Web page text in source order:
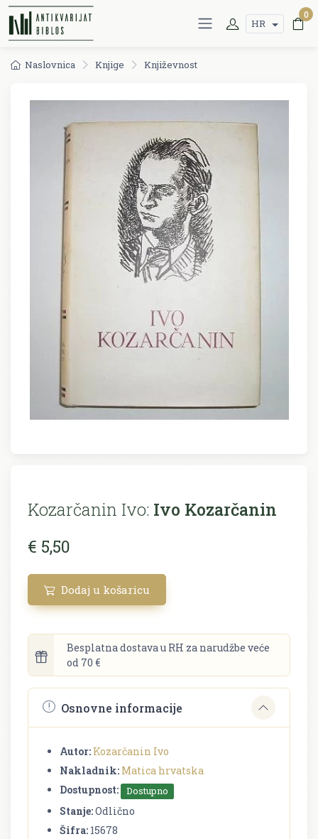
HR
0
Naslovnica Knjige Književnost
Kozarčanin Ivo: Ivo Kozarčanin
€ 5,50
Dodaj u košaricu
Besplatna dostava u RH za narudžbe veće
od 70 €
Osnovne informacije
Autor: Kozarčanin Ivo
Nakladnik: Matica hrvatska
Dostupnost:
Dostupno
Stanje:Odlično
Šifra: 15678